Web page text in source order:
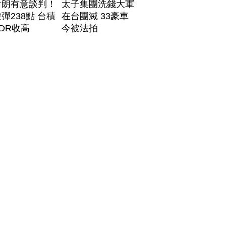
有意談判！
238點 台積
收高
太子集團洗錢大軍
在台團滅 33豪車
今被法拍